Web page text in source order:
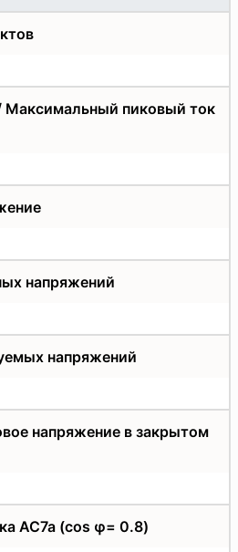
Максимальный пиковый ток
напряжений
напряжений
напряжение в закрытом
АС7а (cos φ= 0.8)